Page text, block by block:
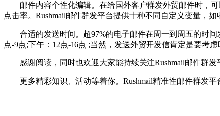
邮件内容个性化编辑。在给国外客户群发外贸邮件时，可
点击率。Rushmail邮件群发平台提供十种不同自定义变量，
合适的发送时间。超97%的电子邮件在周一到周五的时间
点-9点;下午：12点-16点 ;当然，发送外贸开发信肯定是要考
感谢阅读，同时也欢迎大家能持续关注Rushmail邮件群发
更多精彩知识、活动等着你。Rushmail精准性邮件群发平